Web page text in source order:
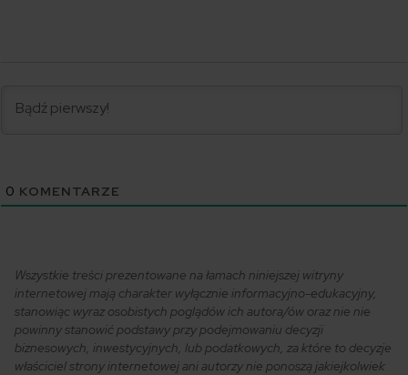
0 KOMENTARZE
Wszystkie treści prezentowane na łamach niniejszej witryny
internetowej mają charakter wyłącznie informacyjno-edukacyjny,
stanowiąc wyraz osobistych poglądów ich autora/ów oraz nie nie
powinny stanowić podstawy przy podejmowaniu decyzji
biznesowych, inwestycyjnych, lub podatkowych, za które to decyzje
właściciel strony internetowej ani autorzy nie ponoszą jakiejkolwiek